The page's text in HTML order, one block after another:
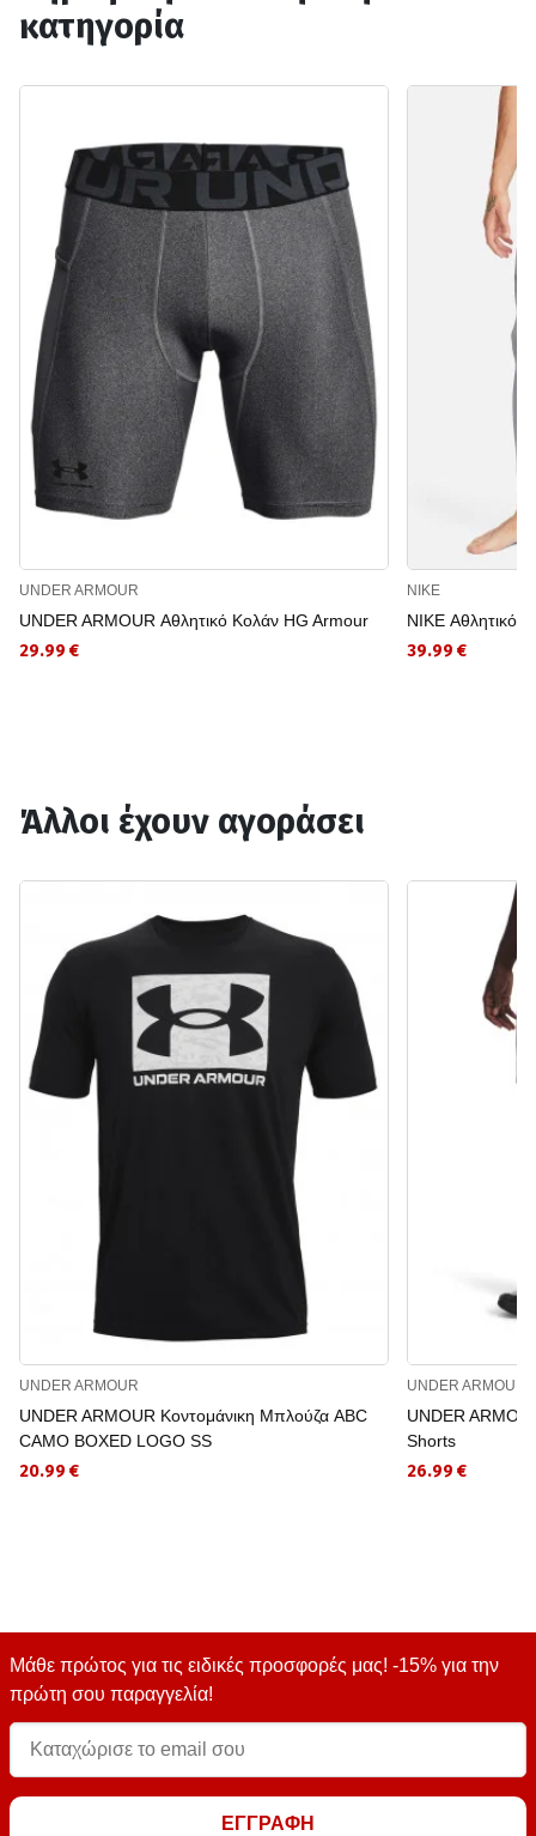
κατηγορία
UNDER ARMOUR
UNDER ARMOUR Αθλητικό Κολάν HG Armour
29.99 €
NIKE
NIKE Αθλητικό
39.99 €
Άλλοι έχουν αγοράσει
UNDER ARMOUR
UNDER ARMOUR Κοντομάνικη Μπλούζα ABC
CAMO BOXED LOGO SS
20.99 €
UNDER ARMOUR
UNDER
Shorts
26.99 €
Μάθε πρώτος για τις ειδικές προσφορές μας! -15% για την
πρώτη σου παραγγελία!
ΕΓΓΡΑΦΗ